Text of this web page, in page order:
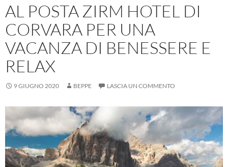
AL POSTA ZIRM HOTEL DI
CORVARA PER UNA
VACANZA DI BENESSERE E
RELAX
9 GIUGNO 2020 BEPPE LASCIA UN COMMENTO